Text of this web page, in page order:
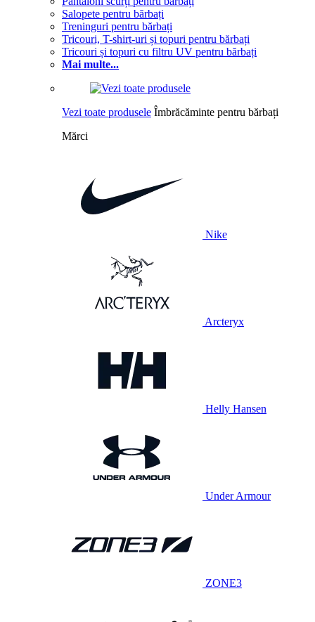
Salopete pentru bărbați
Treninguri pentru bărbați
Tricouri, T-shirt-uri și topuri pentru bărbați
Tricouri și topuri cu filtru UV pentru bărbați
Mai multe...
Vezi toate produsele Îmbrăcăminte pentru bărbați
Mărci
Nike
Arcteryx
Helly Hansen
Under Armour
ZONE3